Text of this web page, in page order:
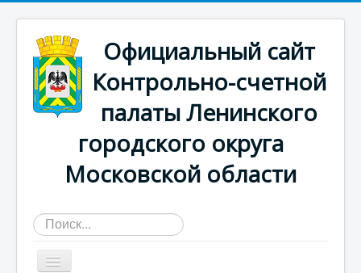
Официальный сайт
Контрольно-счетной
палаты Ленинского
городского округа
Московской области
Искать...